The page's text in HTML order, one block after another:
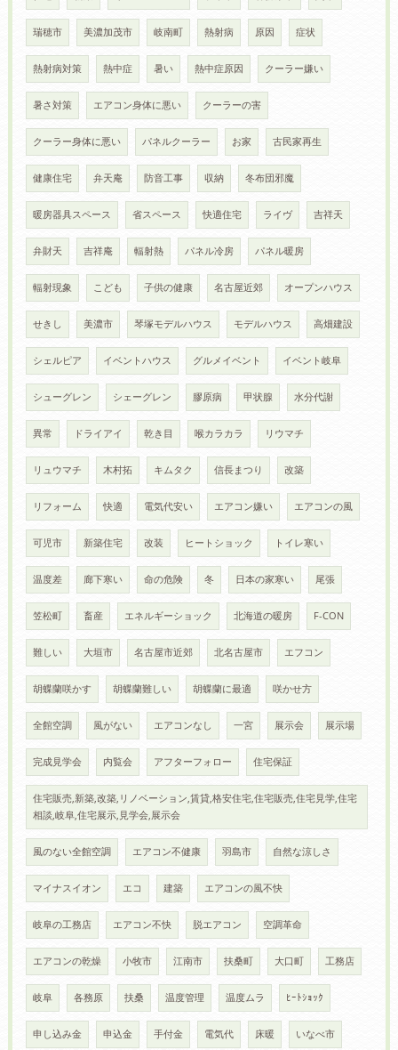
瑞穂市 美濃加茂市 岐南町 熱射病 原因 症状
熱射病対策 熱中症 暑い 熱中症原因 クーラー嫌い
暑さ対策 エアコン身体に悪い クーラーの害
クーラー身体に悪い パネルクーラー お家 古民家再生
健康住宅 弁天庵 防音工事 収納 冬布団邪魔
暖房器具スペース 省スペース 快適住宅 ライヴ 吉祥天
弁財天 吉祥庵 輻射熱 パネル冷房 パネル暖房
輻射現象 こども 子供の健康 名古屋近郊 オープンハウス
せきし 美濃市 琴塚モデルハウス モデルハウス 高畑建設
シェルピア イベントハウス グルメイベント イベント岐阜
シューグレン シェーグレン 膠原病 甲状腺 水分代謝
異常 ドライアイ 乾き目 喉カラカラ リウマチ
リュウマチ 木村拓 キムタク 信長まつり 改築
リフォーム 快適 電気代安い エアコン嫌い エアコンの風
可児市 新築住宅 改装 ヒートショック トイレ寒い
温度差 廊下寒い 命の危険 冬 日本の家寒い 尾張
笠松町 畜産 エネルギーショック 北海道の暖房 F-CON
難しい 大垣市 名古屋市近郊 北名古屋市 エフコン
胡蝶蘭咲かす 胡蝶蘭難しい 胡蝶蘭に最適 咲かせ方
全館空調 風がない エアコンなし 一宮 展示会 展示場
完成見学会 内覧会 アフターフォロー 住宅保証
住宅販売,新築,改築,リノベーション,賃貸,格安住宅,住宅販売,住宅見学,住宅
相談,岐阜,住宅展示,見学会,展示会
風のない全館空調 エアコン不健康 羽島市 自然な涼しさ
マイナスイオン エコ 建築 エアコンの風不快
岐阜の工務店 エアコン不快 脱エアコン 空調革命
エアコンの乾燥 小牧市 江南市 扶桑町 大口町 工務店
岐阜 各務原 扶桑 温度管理 温度ムラ ﾋｰﾄｼｮｯｸ
申し込み金 申込金 手付金 電気代 床暖 いなべ市